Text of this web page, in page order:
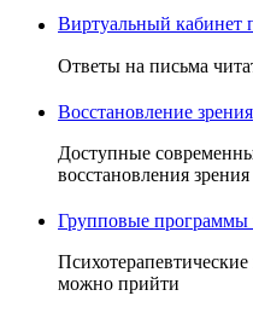
Виртуальный кабинет
Ответы на письма
Восстановление зрения
Доступные
восстановления зрения
Групповые программы
можно прийти